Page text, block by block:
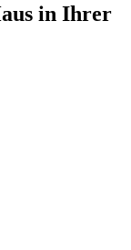
in Ihrer